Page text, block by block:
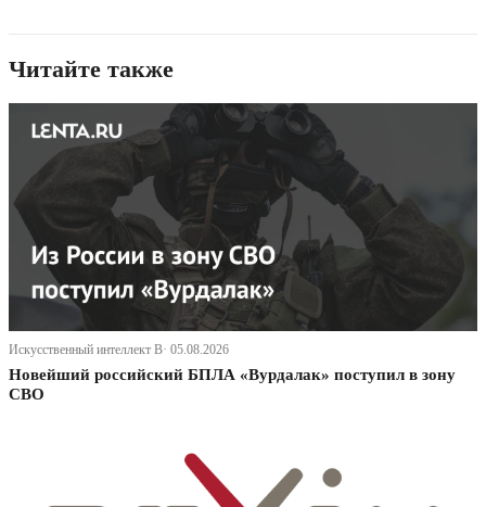
Читайте также
Искусственный интеллект В· 05.08.2026
Новейший российский БПЛА «Вурдалак» поступил в зону
СВО